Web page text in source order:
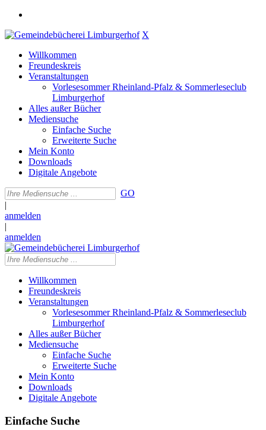
X
Willkommen
Freundeskreis
Veranstaltungen
Vorlesesommer Rheinland-Pfalz & Sommerleseclub
Limburgerhof
Alles außer Bücher
Mediensuche
Einfache Suche
Erweiterte Suche
Mein Konto
Downloads
Digitale Angebote
GO
|
anmelden
|
anmelden
Willkommen
Freundeskreis
Veranstaltungen
Vorlesesommer Rheinland-Pfalz & Sommerleseclub
Limburgerhof
Alles außer Bücher
Mediensuche
Einfache Suche
Erweiterte Suche
Mein Konto
Downloads
Digitale Angebote
Einfache Suche